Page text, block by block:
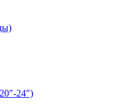
24")